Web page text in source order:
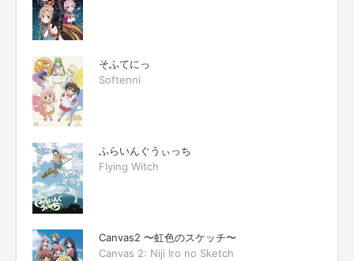
そふてにっ
Softenni
ふらいんぐうぃっち
Flying Witch
Canvas2 〜虹色のスケッチ〜
Canvas 2: Niji Iro no Sketch